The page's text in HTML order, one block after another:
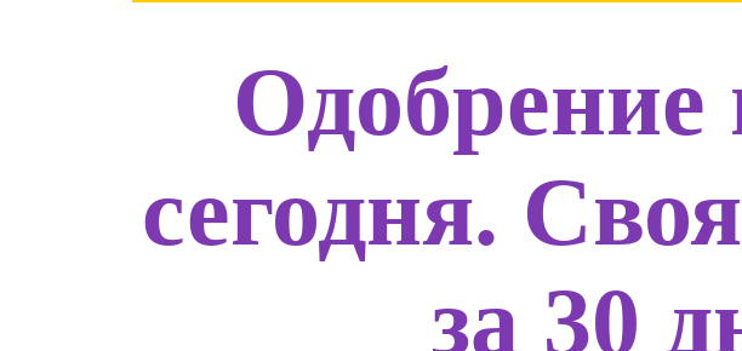
Одобрение
сегодня.
за 30